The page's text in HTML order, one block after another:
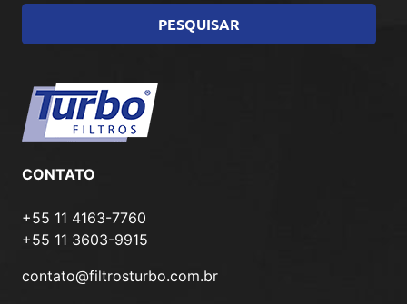
CONTATO
+55 11 4163-7760
+55 11 3603-9915
contato@filtrosturbo.com.br